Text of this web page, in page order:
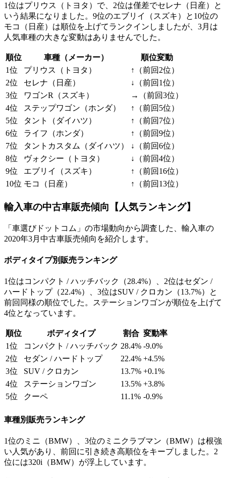
1位はプリウス（トヨタ）で、2位は僅差でセレナ（日産）と
いう結果になりました。9位のエブリイ（スズキ）と10位の
モコ（日産）は順位を上げてランクインしましたが、3月は
人気車種の大きな変動はありませんでした。
順位 車種（メーカー）
順位変動
1位
プリウス（トヨタ）
↑（前回2位）
2位
セレナ（日産）
↓（前回1位）
3位
ワゴンR（スズキ）
→（前回3位）
4位
ステップワゴン（ホンダ）
↑（前回5位）
5位
タント（ダイハツ）
↑（前回7位）
6位
ライフ（ホンダ）
↑（前回9位）
7位
タントカスタム（ダイハツ）
↓（前回6位）
8位
ヴォクシー（トヨタ）
↓（前回4位）
9位
エブリイ（スズキ）
↑（前回16位）
10位 モコ（日産） ↑（前回13位）
輸入車の中古車販売傾向【人気ランキング】
「車選びドットコム」の市場動向から調査した、輸入車の
2020年3月中古車販売傾向を紹介します。
ボディタイプ別販売ランキング
1位はコンパクト / ハッチバック（28.4%）、2位はセダン /
ハードトップ（22.4%）、3位はSUV / クロカン（13.7%）と
前回同様の順位でした。ステーションワゴンが順位を上げて
4位となっています。
順位 ボディタイプ 割合 変動率
1位
コンパクト / ハッチバック 28.4% -9.0%
2位
セダン / ハードトップ 22.4% +4.5%
3位
SUV / クロカン 13.7% +0.1%
4位
ステーションワゴン 13.5% +3.8%
5位
クーペ 11.1% -0.9%
車種別販売ランキング
1位のミニ（BMW）、3位のミニクラブマン（BMW）は根強
い人気があり、前回に引き続き高順位をキープしました。2
位には320i（BMW）が浮上しています。